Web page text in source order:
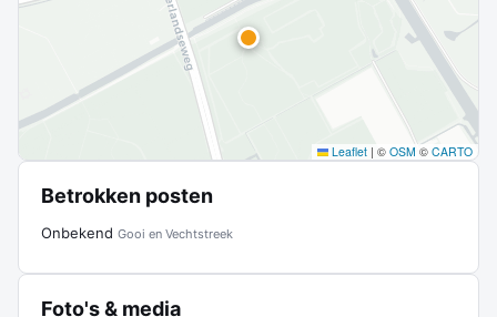
Leaflet | © OSM © CARTO
Betrokken posten
Onbekend Gooi en Vechtstreek
Foto's & media